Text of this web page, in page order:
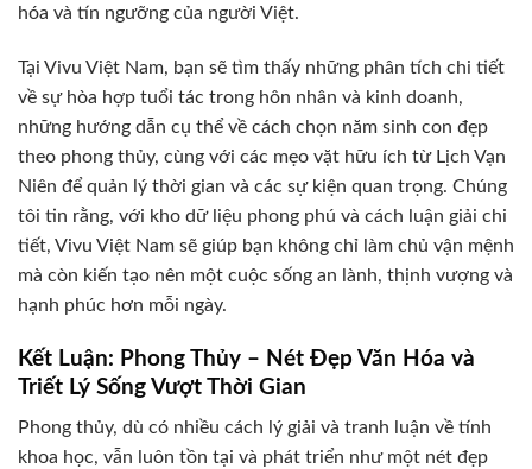
hóa và tín ngưỡng của người Việt.
Tại Vivu Việt Nam, bạn sẽ tìm thấy những phân tích chi tiết
về sự hòa hợp tuổi tác trong hôn nhân và kinh doanh,
những hướng dẫn cụ thể về cách chọn năm sinh con đẹp
theo phong thủy, cùng với các mẹo vặt hữu ích từ Lịch Vạn
Niên để quản lý thời gian và các sự kiện quan trọng. Chúng
tôi tin rằng, với kho dữ liệu phong phú và cách luận giải chi
tiết, Vivu Việt Nam sẽ giúp bạn không chỉ làm chủ vận mệnh
mà còn kiến tạo nên một cuộc sống an lành, thịnh vượng và
hạnh phúc hơn mỗi ngày.
Kết Luận: Phong Thủy – Nét Đẹp Văn Hóa và
Triết Lý Sống Vượt Thời Gian
Phong thủy, dù có nhiều cách lý giải và tranh luận về tính
khoa học, vẫn luôn tồn tại và phát triển như một nét đẹp